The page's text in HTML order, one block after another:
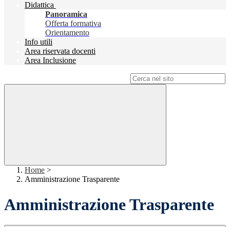
Didattica
Panoramica
Offerta formativa
Orientamento
Info utili
Area riservata docenti
Area Inclusione
Home >
Amministrazione Trasparente
Amministrazione Trasparente